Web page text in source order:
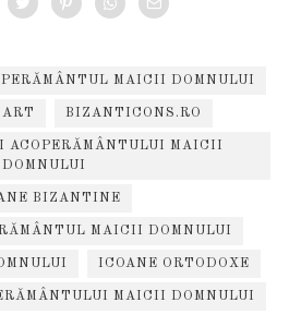
MAICII DOMNULUI
BIZANTICONS.RO
ACOPERĂMÂNTULUI MAICII
DOMNULUI
BIZANTINE
MAICII DOMNULUI
ICOANE ORTODOXE
MAICII DOMNULUI